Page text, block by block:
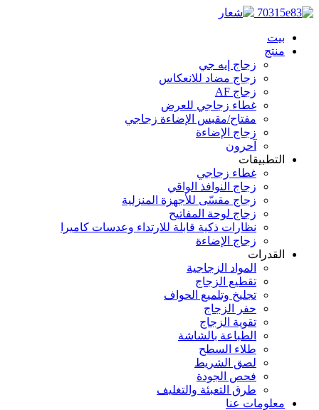
بيت
منتج
زجاج إيه جي
زجاج مضاد للانعكاس
زجاج AF
غطاء زجاجي للعرض
مفتاح/مقبس الإضاءة زجاجي
زجاج الإضاءة
آحرون
التطبيقات
غطاء زجاجي
زجاج النوافذ الواقي
زجاج مقسّى للأجهزة المنزلية
زجاج لوحة المفاتيح
نظارات ذكية قابلة للارتداء وعدسات كاميرا
زجاج الإضاءة
القدرات
المواد الزجاجية
تقطيع الزجاج
تجليخ وتلميع الحواف
حفر الزجاج
تقوية الزجاج
الطباعة بالشاشة
طلاء السطح
لصق الشريط
فحص الجودة
طرق التعبئة والتغليف
معلومات عنا